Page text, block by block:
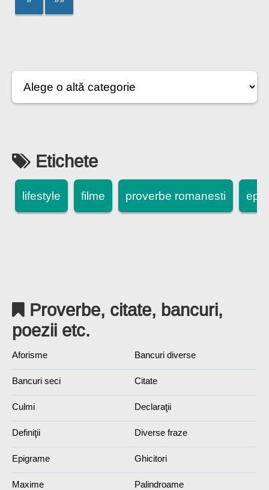
Etichete
lifestyle filme proverbe romanesti
Proverbe, citate, bancuri,
poezii etc.
Aforisme Bancuri diverse
Bancuri seci Citate
Culmi Declaraţii
Definiţii Diverse fraze
Epigrame Ghicitori
Maxime Palindroame